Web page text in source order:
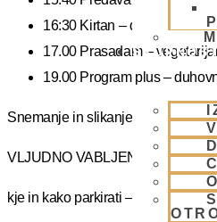
16:30 Kirtan – duhovni ples
17.00 Prasadam –
19.00 Program plus –
Snemanje in slikanje gostov je v
VLJUDNO VABLJENI
kje in kako parkirati – https://